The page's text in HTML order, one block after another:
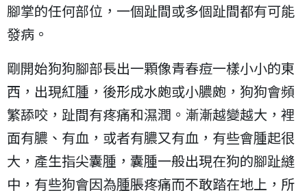
腳掌的任何部位，一個趾間或多個趾間都有可能
發病。
剛開始狗狗腳部長出一顆像青春痘一樣小小的東
西，出現紅腫，後形成水皰或小膿皰，狗狗會頻
繁舔咬，趾間有疼痛和濕潤。漸漸越變越大，裡
面有膿、有血，或者有膿又有血，有些會腫起很
大，產生指尖囊腫，囊腫一般出現在狗的腳趾縫
中，有些狗會因為腫脹疼痛而不敢踏在地上，所